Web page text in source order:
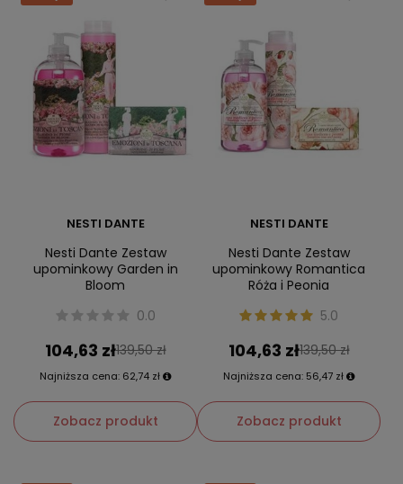
NESTI DANTE
Nesti Dante Zestaw
upominkowy Garden in
Bloom
0.0
104,63 zł139,50 zł
Najniższa cena: 62,74 zł
Zobacz produkt
NESTI DANTE
Nesti Dante Zestaw
upominkowy Romantica
Róża i Peonia
5.0
104,63 zł139,50 zł
Najniższa cena: 56,47 zł
Zobacz produkt